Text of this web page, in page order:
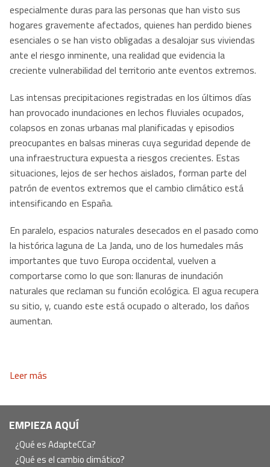
especialmente duras para las personas que han visto sus
hogares gravemente afectados, quienes han perdido bienes
esenciales o se han visto obligadas a desalojar sus viviendas
ante el riesgo inminente, una realidad que evidencia la
creciente vulnerabilidad del territorio ante eventos extremos.
Las intensas precipitaciones registradas en los últimos días
han provocado inundaciones en lechos fluviales ocupados,
colapsos en zonas urbanas mal planificadas y episodios
preocupantes en balsas mineras cuya seguridad depende de
una infraestructura expuesta a riesgos crecientes. Estas
situaciones, lejos de ser hechos aislados, forman parte del
patrón de eventos extremos que el cambio climático está
intensificando en España.
En paralelo, espacios naturales desecados en el pasado como
la histórica laguna de La Janda, uno de los humedales más
importantes que tuvo Europa occidental, vuelven a
comportarse como lo que son: llanuras de inundación
naturales que reclaman su función ecológica. El agua recupera
su sitio, y, cuando este está ocupado o alterado, los daños
aumentan.
Leer más
Navegación
principal
EMPIEZA AQUÍ
¿Qué es AdapteCCa?
¿Qué es el cambio climático?